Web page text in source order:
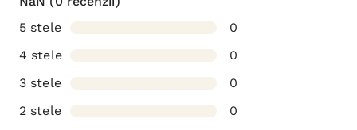
5 stele
0
4 stele
0
3 stele
0
2 stele
0